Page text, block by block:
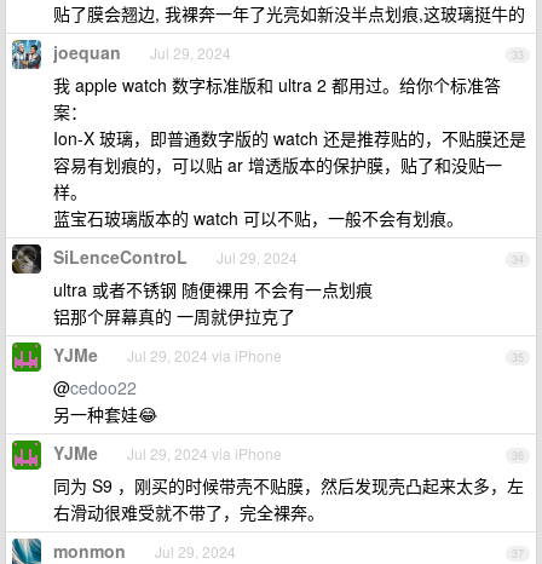
贴了膜会翘边, 我裸奔一年了光亮如新没半点划痕,这玻璃挺牛的
33
joequan Jul 29, 2024
我 apple watch 数字标准版和 ultra 2 都用过。给你个标准答
案：
Ion-X 玻璃，即普通数字版的 watch 还是推荐贴的，不贴膜还是
容易有划痕的，可以贴 ar 增透版本的保护膜，贴了和没贴一
样。
蓝宝石玻璃版本的 watch 可以不贴，一般不会有划痕。
34
SiLenceControL Jul 29, 2024
ultra 或者不锈钢 随便裸用 不会有一点划痕
铝那个屏幕真的 一周就伊拉克了
35
YJMe Jul 29, 2024 via iPhone
@cedoo22
另一种套娃😂
36
YJMe Jul 29, 2024 via iPhone
同为 S9 ，刚买的时候带壳不贴膜，然后发现壳凸起来太多，左
右滑动很难受就不带了，完全裸奔。
37
monmon Jul 29, 2024